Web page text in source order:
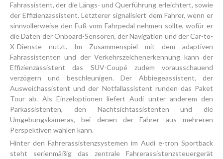
Fahrassistent, der die Längs- und Querführung erleichtert, sowie
der Effizienzassistent. Letzterer signalisiert dem Fahrer, wenn er
sinnvollerweise den Fuß vom Fahrpedal nehmen sollte, wofür er
die Daten der Onboard-Sensoren, der Navigation und der Car-to-
X-Dienste nutzt. Im Zusammenspiel mit dem adaptiven
Fahrassistenten und der Verkehrszeichenerkennung kann der
Effizienzassistent das SUV-Coupé zudem vorausschauend
verzögern und beschleunigen. Der Abbiegeassistent, der
Ausweichassistent und der Notfallassistent runden das Paket
Tour ab. Als Einzeloptionen liefert Audi unter anderem den
Parkassistenten, den Nachtsichtassistenten und die
Umgebungskameras, bei denen der Fahrer aus mehreren
Perspektiven wählen kann.
Hinter den Fahrerassistenzsystemen im Audi e-tron Sportback
steht serienmäßig das zentrale Fahrerassistenzsteuergerät